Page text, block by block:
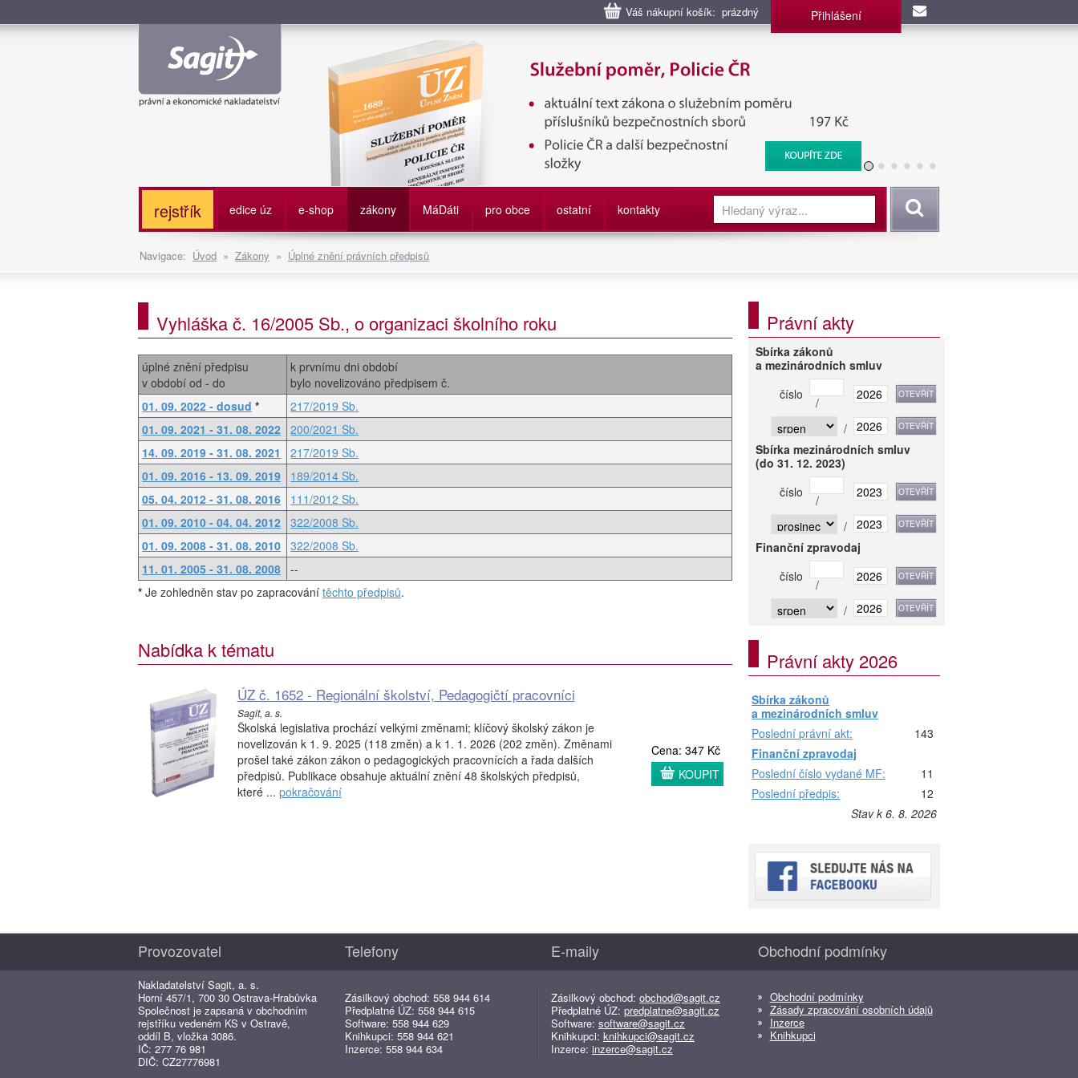
Váš nákupní košík: prázdný Přihlášení
Služební poměr příslušníků bezpečnostních sborů, Policie ČR, Vězeňská služba, BIS, Zpravodajské
služby
rejstřík edice úz e-shop zákony MáDáti pro obce ostatní kontakty Vyhledat
Navigace: Úvod » Zákony » Úplné znění právních předpisů
Vyhláška č. 16/2005 Sb., o organizaci školního roku
úplné znění předpisu
v období od - do
k prvnímu dni období
bylo novelizováno předpisem č.
01. 09. 2022 - dosud *
217/2019 Sb.
01. 09. 2021 - 31. 08. 2022
200/2021 Sb.
14. 09. 2019 - 31. 08. 2021
217/2019 Sb.
01. 09. 2016 - 13. 09. 2019
189/2014 Sb.
05. 04. 2012 - 31. 08. 2016
111/2012 Sb.
01. 09. 2010 - 04. 04. 2012
322/2008 Sb.
01. 09. 2008 - 31. 08. 2010
322/2008 Sb.
11. 01. 2005 - 31. 08. 2008
--
* Je zohledněn stav po zapracování těchto předpisů.
Nabídka k tématu
ÚZ č. 1652 - Regionální školství, Pedagogičtí pracovníci
Sagit, a. s.
Školská legislativa prochází velkými změnami; klíčový školský zákon je
novelizován k 1. 9. 2025 (118 změn) a k 1. 1. 2026 (202 změn). Změnami
prošel také zákon zákon o pedagogických pracovnících a řada dalších
předpisů. Publikace obsahuje aktuální znění 48 školských předpisů,
které ... pokračování
Cena: 347 Kč
KOUPIT
Právní akty
Sbírka zákonů
a mezinárodních smluv
číslo
/
/
Sbírka mezinárodních smluv
(do 31. 12. 2023)
číslo
/
/
Finanční zpravodaj
číslo
/
/
Právní akty 2026
Sbírka zákonů
a mezinárodních smluv
Poslední právní akt:
143
Finanční zpravodaj
Poslední číslo vydané MF:
11
Poslední předpis:
12
Stav k 6. 8. 2026
Provozovatel
Nakladatelství Sagit, a. s.
Horní 457/1, 700 30 Ostrava-Hrabůvka
Společnost je zapsaná v obchodním
rejstříku vedeném KS v Ostravě,
oddíl B, vložka 3086.
IČ: 277 76 981
DIČ: CZ27776981
Telefony
Zásilkový obchod: 558 944 614
Předplatné ÚZ: 558 944 615
Software: 558 944 629
Knihkupci: 558 944 621
Inzerce: 558 944 634
E-maily
Zásilkový obchod: obchod@sagit.cz
Předplatné ÚZ: predplatne@sagit.cz
Software: software@sagit.cz
Knihkupci: knihkupci@sagit.cz
Inzerce: inzerce@sagit.cz
Obchodní podmínky
Obchodní podmínky
Zásady zpracování osobních údajů
Inzerce
Knihkupci